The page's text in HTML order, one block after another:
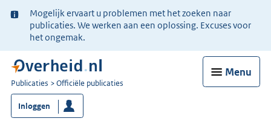
Ter
informatie:
Mogelijk ervaart u problemen met het zoeken naar
publicaties. We werken aan een oplossing. Excuses voor
het ongemak.
Menu
U
bent
nu
hier:
Publicaties Officiële publicaties
Inloggen